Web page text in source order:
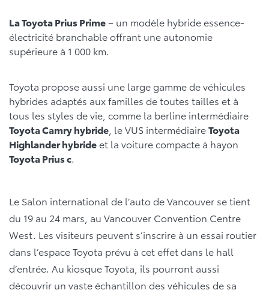
La Toyota Prius Prime– un modèle hybride essence-
électricité branchable offrant une autonomie
supérieure à 1 000 km.
Toyota propose aussi une large gamme de véhicules
hybrides adaptés aux familles de toutes tailles et à
tous les styles de vie, comme la berline intermédiaire
Toyota Camry hybride , le VUS intermédiaireToyota
Highlander hybrideet la voiture compacte à hayon
Toyota Prius c.
Le Salon international de l’auto de Vancouver se tient
du 19 au 24 mars, au Vancouver Convention Centre
West. Les visiteurs peuvent s’inscrire à un essai routier
dans l’espace Toyota prévu à cet effet dans le hall
d’entrée. Au kiosque Toyota, ils pourront aussi
découvrir un vaste échantillon des véhicules de sa